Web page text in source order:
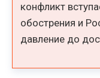
конфликт
обострения и
давление до